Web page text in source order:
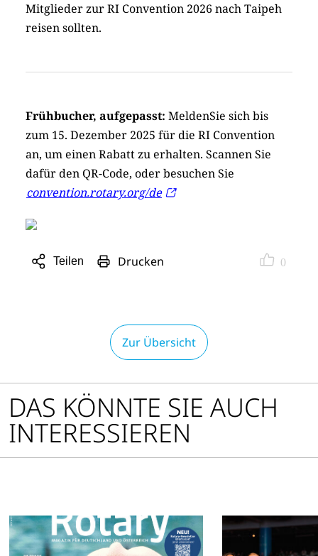
Mitglieder zur RI Convention 2026 nach Taipeh
reisen sollten.
Frühbucher, aufgepasst: MeldenSie sich bis
zum 15. Dezember 2025 für die RI Con­ven­tion
an, um einen Rabatt zu erhalten. Scannen Sie
dafür den QR-Code, oder besuchen Sie
convention.rotary.org/de
Teilen
Sharing
Drucken 0
Zur Übersicht
DAS KÖNNTE SIE AUCH
INTERESSIEREN